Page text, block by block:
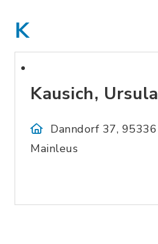
K
Kausich, Ursula
Danndorf 37, 95336
Mainleus